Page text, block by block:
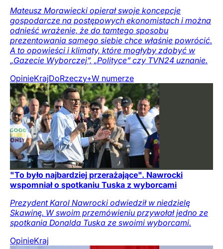
Mateusz Morawiecki opierał swoje koncepcje
gospodarcze na postępowych ekonomistach i można
odnieść wrażenie, że do tamtego sposobu
prezentowania samego siebie chce właśnie powrócić.
A to opowieści i klimaty, które mogłyby zdobyć w
„Gazecie Wyborczej”, „Polityce” czy TVN24 uznanie.
OpinieKrajDoRzeczy+W numerze
"To było najbardziej przerażające". Nawrocki
wspomniał o spotkaniu Tuska z wyborcami
Prezydent Karol Nawrocki odwiedził w niedzielę
Skawinę. W swoim przemówieniu przywołał jedno ze
spotkania Donalda Tuska ze swoimi wyborcami.
OpinieKraj